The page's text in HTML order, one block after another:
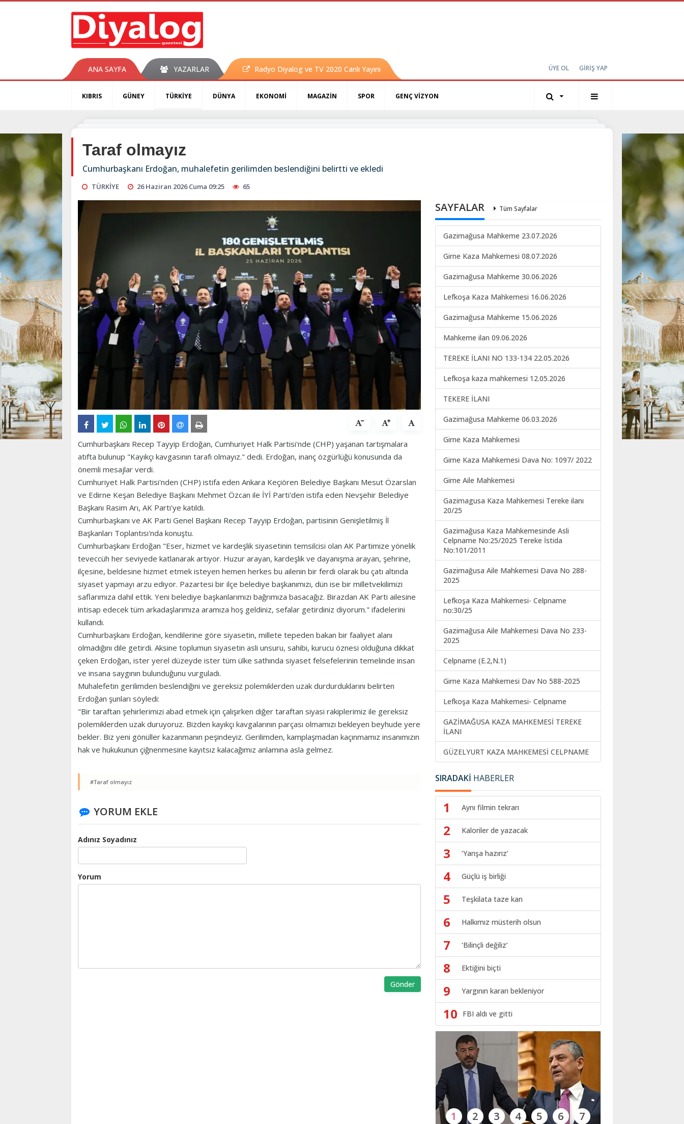
ANA SAYFA YAZARLAR Radyo Diyalog ve TV 2020 Canlı Yayını ÜYE OL GİRİŞ YAP
KIBRIS GÜNEY TÜRKİYE DÜNYA EKONOMİ MAGAZİN SPOR GENÇ VİZYON
Taraf olmayız
Cumhurbaşkanı Erdoğan, muhalefetin gerilimden beslendiğini belirtti ve ekledi
TÜRKİYE 26 Haziran 2026 Cuma 09:25 65
Cumhurbaşkanı Recep Tayyip Erdoğan, Cumhuriyet Halk Partisi'nde (CHP) yaşanan tartışmalara
atıfta bulunup "Kayıkçı kavgasının tarafı olmayız." dedi. Erdoğan, inanç özgürlüğü konusunda da
önemli mesajlar verdi.
Cumhuriyet Halk Partisi'nden (CHP) istifa eden Ankara Keçiören Belediye Başkanı Mesut Özarslan
ve Edirne Keşan Belediye Başkanı Mehmet Özcan ile İYİ Parti'den istifa eden Nevşehir Belediye
Başkanı Rasim Arı, AK Parti'ye katıldı.
Cumhurbaşkanı ve AK Parti Genel Başkanı Recep Tayyip Erdoğan, partisinin Genişletilmiş İl
Başkanları Toplantısı'nda konuştu.
Cumhurbaşkanı Erdoğan "Eser, hizmet ve kardeşlik siyasetinin temsilcisi olan AK Partimize yönelik
teveccüh her seviyede katlanarak artıyor. Huzur arayan, kardeşlik ve dayanışma arayan, şehrine,
ilçesine, beldesine hizmet etmek isteyen hemen herkes bu ailenin bir ferdi olarak bu çatı altında
siyaset yapmayı arzu ediyor. Pazartesi bir ilçe belediye başkanımızı, dün ise bir milletvekilimizi
saflarımıza dahil ettik. Yeni belediye başkanlarımızı bağrımıza basacağız. Birazdan AK Parti ailesine
intisap edecek tüm arkadaşlarımıza aramıza hoş geldiniz, sefalar getirdiniz diyorum." ifadelerini
kullandı.
Cumhurbaşkanı Erdoğan, kendilerine göre siyasetin, millete tepeden bakan bir faaliyet alanı
olmadığını dile getirdi. Aksine toplumun siyasetin asli unsuru, sahibi, kurucu öznesi olduğuna dikkat
çeken Erdoğan, ister yerel düzeyde ister tüm ülke sathında siyaset felsefelerinin temelinde insan
ve insana saygının bulunduğunu vurguladı.
Muhalefetin gerilimden beslendiğini ve gereksiz polemiklerden uzak durdurduklarını belirten
Erdoğan şunları söyledi:
"Bir taraftan şehirlerimizi abad etmek için çalışırken diğer taraftan siyasi rakiplerimiz ile gereksiz
polemiklerden uzak duruyoruz. Bizden kayıkçı kavgalarının parçası olmamızı bekleyen beyhude yere
bekler. Biz yeni gönüller kazanmanın peşindeyiz. Gerilimden, kamplaşmadan kaçınmamız insanımızın
hak ve hukukunun çiğnenmesine kayıtsız kalacağımız anlamına asla gelmez.
#Taraf olmayız
YORUM EKLE
Adınız Soyadınız
Yorum
Gönder
SAYFALAR Tüm Sayfalar
Gazimağusa Mahkeme 23.07.2026
Girne Kaza Mahkemesi 08.07.2026
Gazimağusa Mahkeme 30.06.2026
Lefkoşa Kaza Mahkemesi 16.06.2026
Gazimağusa Mahkeme 15.06.2026
Mahkeme ilan 09.06.2026
TEREKE İLANI NO 133-134 22.05.2026
Lefkoşa kaza mahkemesi 12.05.2026
TEKERE İLANI
Gazimağusa Mahkeme 06.03.2026
Girne Kaza Mahkemesi
Girne Kaza Mahkemesi Dava No: 1097/ 2022
Girne Aile Mahkemesi
Gazimagusa Kaza Mahkemesi Tereke ilanı
20/25
Gazimağusa Kaza Mahkemesinde Asli
Celpname No:25/2025 Tereke İstida
No:101/2011
Gazimağusa Aile Mahkemesi Dava No 288-
2025
Lefkoşa Kaza Mahkemesi- Celpname
no:30/25
Gazimağusa Aile Mahkemesi Dava No 233-
2025
Celpname (E.2,N.1)
Girne Kaza Mahkemesi Dav No 588-2025
Lefkoşa Kaza Mahkemesi- Celpname
GAZİMAĞUSA KAZA MAHKEMESİ TEREKE
İLANI
GÜZELYURT KAZA MAHKEMESİ CELPNAME
SIRADAKİ HABERLER
1 Aynı filmin tekrarı
2 Kaloriler de yazacak
3 ‘Yarışa hazırız’
4 Güçlü iş birliği
5 Teşkilata taze kan
6 Halkımız müsterih olsun
7 ‘Bilinçli değiliz’
8 Ektiğini biçti
9 Yargının kararı bekleniyor
10 FBI aldı ve gitti
1 2 3 4 5 6 7